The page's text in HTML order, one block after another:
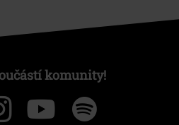
komunity!